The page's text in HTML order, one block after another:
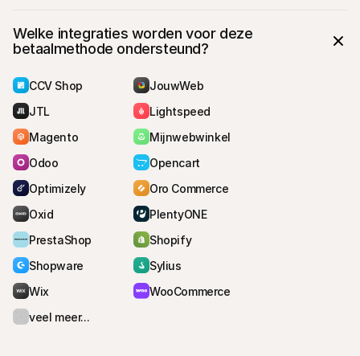
Welke integraties worden voor deze
betaalmethode ondersteund?
CCV Shop
JouwWeb
JTL
Lightspeed
Magento
Mijnwebwinkel
Odoo
Opencart
Optimizely
Oro Commerce
Oxid
PlentyONE
PrestaShop
Shopify
Shopware
Sylius
Wix
WooCommerce
veel meer...